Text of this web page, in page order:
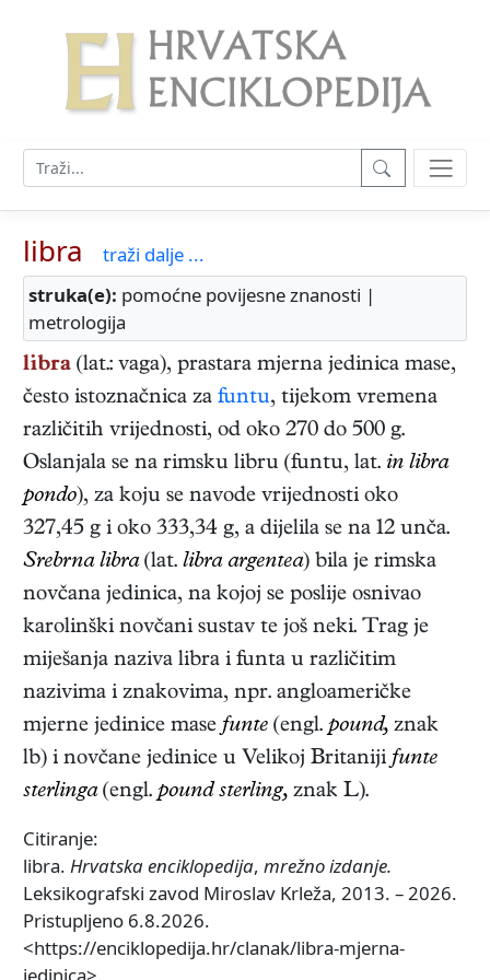
libra
traži dalje ...
struka(e): pomoćne povijesne znanosti |
metrologija
libra (lat.: vaga), prastara mjerna jedinica mase,
često istoznačnica za funtu, tijekom vremena
različitih vrijednosti, od oko 270 do 500 g.
Oslanjala se na rimsku libru (funtu, lat. in libra
pondo), za koju se navode vrijednosti oko
327,45 g i oko 333,34 g, a dijelila se na 12 unča.
Srebrna libra(lat. libra argentea) bila je rimska
novčana jedinica, na kojoj se poslije osnivao
karolinški novčani sustav te još neki. Trag je
miješanja naziva libra i funta u različitim
nazivima i znakovima, npr. angloameričke
mjerne jedinice masefunte (engl.pound, znak
lb) i novčane jedinice u Velikoj Britanijifunte
sterlinga(engl.pound sterling, znak L).
Citiranje:
libra. Hrvatska enciklopedija, mrežno izdanje.
Leksikografski zavod Miroslav Krleža, 2013. – 2026.
Pristupljeno 6.8.2026.
<https://enciklopedija.hr/clanak/libra-mjerna-